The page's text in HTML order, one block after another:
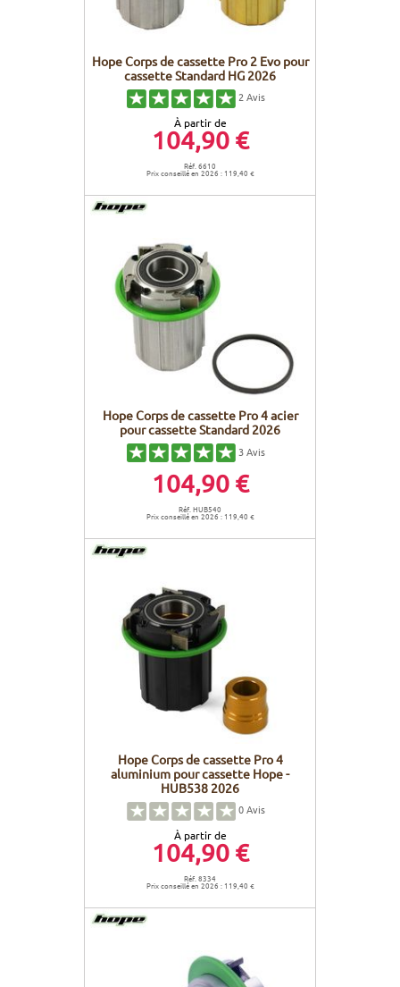
Hope Corps de cassette Pro 2 Evo pour
cassette Standard HG 2026
2 Avis
À partir de
104,90 €
Réf. 6610
Prix conseillé en 2026 : 119,40 €
Hope Corps de cassette Pro 4 acier
pour cassette Standard 2026
3Avis
104,90 €
Réf. HUB540
Prix conseillé en 2026 : 119,40 €
Hope Corps de cassette Pro 4
aluminium pour cassette Hope -
HUB538 2026
0Avis
À partir de
104,90 €
Réf. 8334
Prix conseillé en 2026 : 119,40 €